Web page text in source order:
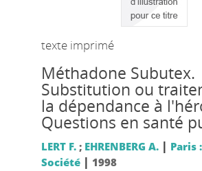
texte imprimé
Méthadone Subutex.
Substitution ou
la dépendance à
Questions en santé
LERT F.; EHRENBERG A. | Paris
Société| 1998